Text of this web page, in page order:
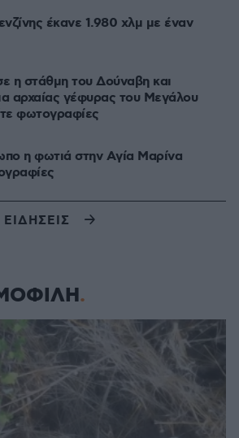
έκανε 1.980 χλμ με έναν
η στάθμη του Δούναβη και
αρχαίας γέφυρας του Μεγάλου
φωτογραφίες
η φωτιά στην Aγία Μαρίνα